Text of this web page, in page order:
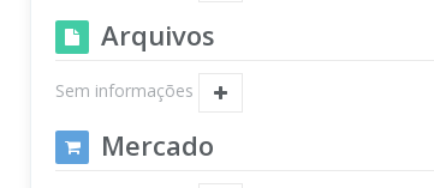
Arquivos
Sem informações
Mercado